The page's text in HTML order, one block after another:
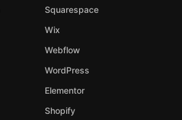
Squarespace
Wix
Webflow
WordPress
Elementor
Shopify